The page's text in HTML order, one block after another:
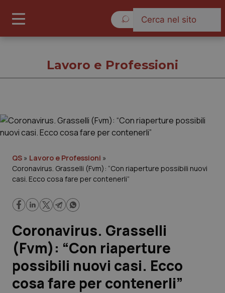
Governo e Parlamento
Regioni e Asl
Lavoro e Professioni
Scienza e Farmaci
Studi e Analisi
Lavoro e Professioni
QS » Lavoro e Professioni »
Coronavirus. Grasselli (Fvm): “Con riaperture possibili nuovi
casi. Ecco cosa fare per contenerli”
Coronavirus. Grasselli
(Fvm): “Con riaperture
possibili nuovi casi. Ecco
cosa fare per contenerli”